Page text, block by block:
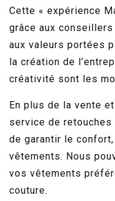
Cette « expérience
grâce aux
aux valeurs portées
la création de
créativité sont les
En plus de la vente
service de
de garantir le
vêtements. Nous
vos vêtements
couture.